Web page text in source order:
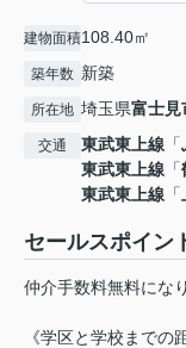
建物面積108.40㎡
築年数 新築
所在地 埼玉県富士見
交通 東武東上線 「
東武東上線 「
東武東上線 「
セールスポイン
仲介手数料無料にな
《学区と学校までの